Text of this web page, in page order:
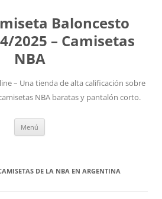
Baloncesto
2025 – Camisetas
NBA
– Una tienda de alta calificación sobre
NBA baratas y pantalón corto.
Menú
DE LA NBA EN ARGENTINA